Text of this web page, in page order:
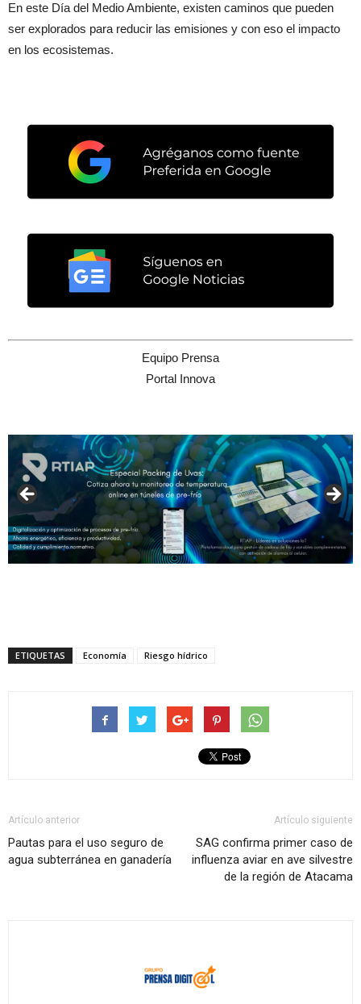
En este Día del Medio Ambiente, existen caminos que pueden
ser explorados para reducir las emisiones y con eso el impacto
en los ecosistemas.
Equipo Prensa
Portal Innova
ETIQUETAS Economía Riesgo hídrico
Artículo anterior
Pautas para el uso seguro de
agua subterránea en ganadería
Artículo siguiente
SAG confirma primer caso de
influenza aviar en ave silvestre
de la región de Atacama